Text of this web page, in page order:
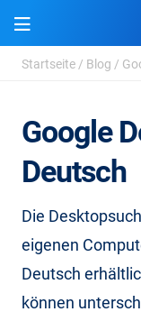
Startseite / Blog /
Google
Deutsch
Die
eigenen
Deutsch
können